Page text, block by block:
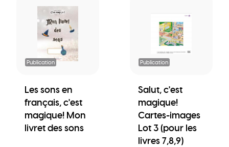
Publication
Les sons en
français, c'est
magique! Mon
livret des sons
Publication
Salut, c'est
magique!
Cartes-images
Lot 3 (pour les
livres 7,8,9)